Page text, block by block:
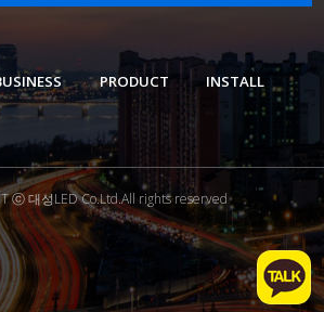
PRODUCT INSTALL
ⓒ 대성LED Co.Ltd.All rights reserved